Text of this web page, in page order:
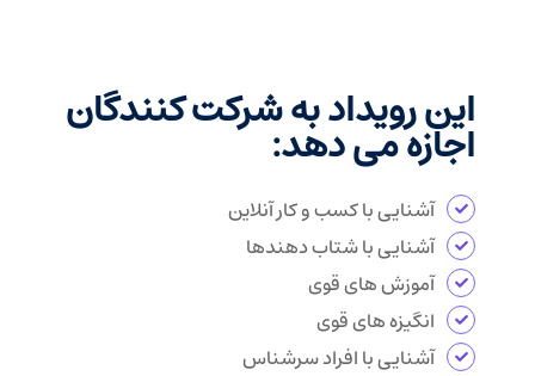
این رویداد به شرکت کنندگان
اجازه می دهد:
آشنایی با کسب و کار آنلاین
آشنایی با شتاب دهندها
آموزش های قوی
انگیزه های قوی
آشنایی با افراد سرشناس